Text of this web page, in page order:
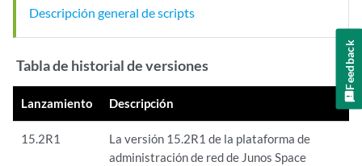
Descripción general de scripts
Tabla de historial de versiones
Lanzamiento Descripción
15.2R1
La versión 15.2R1 de la plataforma de
administración de red de Junos Space
Feedback